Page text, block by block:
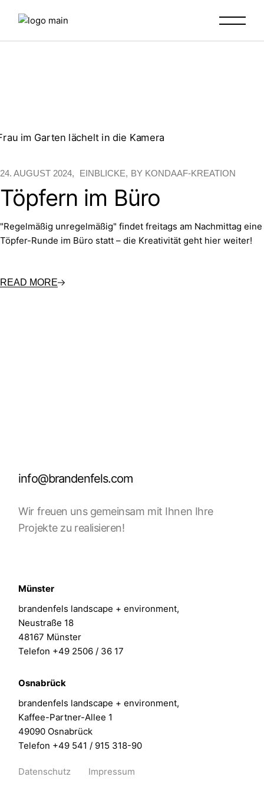
24. AUGUST 2024 EINBLICKE BY KONDAAF-KREATION
Töpfern im Büro
"Regelmäßig unregelmäßig" findet freitags am Nachmittag eine
Töpfer-Runde im Büro statt – die Kreativität geht hier weiter!
READ MORE
info@brandenfels.com
Wir freuen uns gemeinsam mit Ihnen Ihre
Projekte zu realisieren!
Münster
brandenfels landscape + environment,
Neustraße 18
48167 Münster
Telefon +49 2506 / 36 17
Osnabrück
brandenfels landscape + environment,
Kaffee-Partner-Allee 1
49090 Osnabrück
Telefon +49 541 / 915 318-90
Datenschutz Impressum